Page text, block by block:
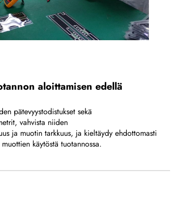
aloittamisen edellä
pätevyystodistukset sekä
vahvista niiden
ja muotin tarkkuus, ja kieltäydy ehdottomasti
käytöstä tuotannossa.